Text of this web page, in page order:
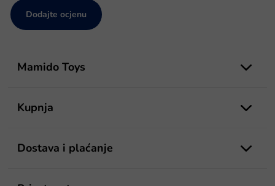
Dodajte ocjenu
Mamido Toys
Kupnja
Dostava i plaćanje